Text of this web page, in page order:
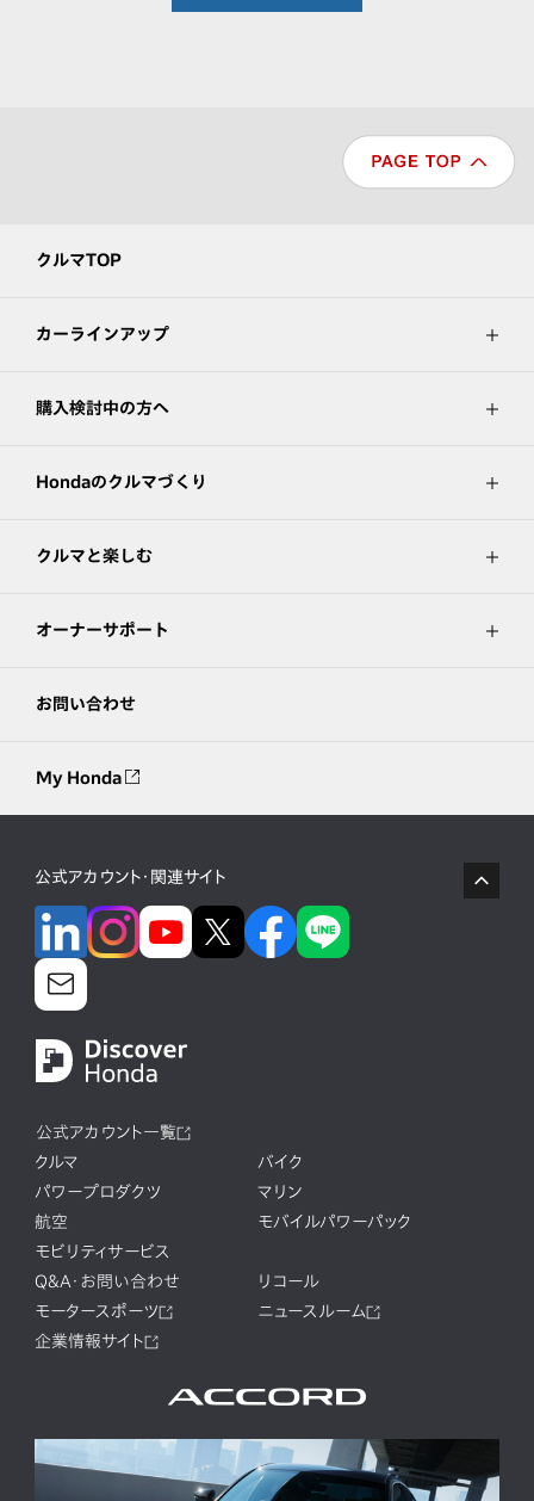
クルマTOP
カーラインアップ
購入検討中の方へ
Hondaのクルマづくり
クルマと楽しむ
オーナーサポート
お問い合わせ
My Honda
公式アカウント・関連サイト
公式アカウント一覧
クルマ
バイク
パワープロダクツ
マリン
航空
モバイルパワーパック
モビリティサービス
Q&A・お問い合わせ
リコール
モータースポーツ
ニュースルーム
企業情報サイト